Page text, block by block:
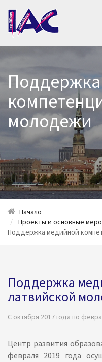
молодежи
Начало
Проекты и основные
Поддержка медийной
Поддержка
латвийской
С октября 2017 года по
Центр развития
февраля 2019 года